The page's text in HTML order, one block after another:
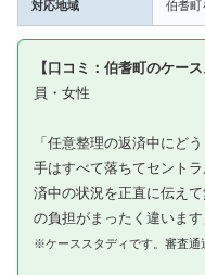
対応地域 伯耆町
【口コミ：伯耆町のケース
員・女性
「任意整理の返済中にど
手はすべて落ちてセント
済中の状況を正直に伝え
の負担がまったく違います
※ケーススタディです。審査通